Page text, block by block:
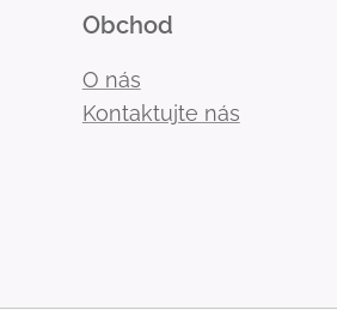
Obchod
O nás
Kontaktujte nás